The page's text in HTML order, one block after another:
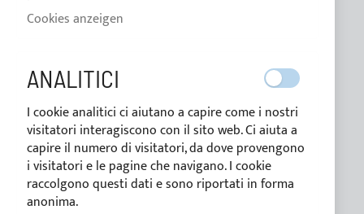
KUNDENSPEZIFISCHE PRODUKTE
KUNDENDIENST
Cookies anzeigen
ANALITICI
I cookie analitici ci aiutano a capire come i nostri
visitatori interagiscono con il sito web. Ci aiuta a
capire il numero di visitatori, da dove provengono
i visitatori e le pagine che navigano. I cookie
raccolgono questi dati e sono riportati in forma
anonima.